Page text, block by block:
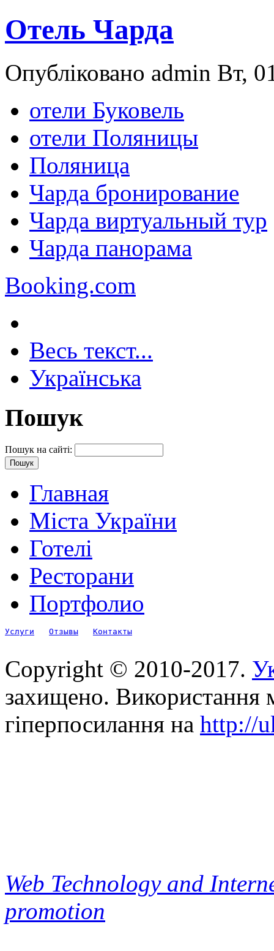
Отель Чарда
Опубліковано admin Вт,
отели Буковель
отели Поляницы
Поляница
Чарда бронирование
Чарда виртуальный тур
Чарда панорама
Booking.com
Весь текст...
Українська
Пошук
Пошук на сайті:
Главная
Міста України
Готелі
Ресторани
Портфолио
Услуги Отзывы Контакты
Copyright © 2010-2017.
захищено. Використання
гіперпосилання на http://
Web Technology and
promotion